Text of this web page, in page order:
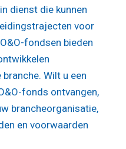
dienst die kunnen
voor
fondsen bieden
Wilt u een
fonds ontvangen,
brancheorganisatie,
en voorwaarden